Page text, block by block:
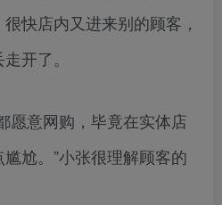
快店内又进来别的顾客，
开了。
意网购，毕竟在实体店
尬。”小张很理解顾客的